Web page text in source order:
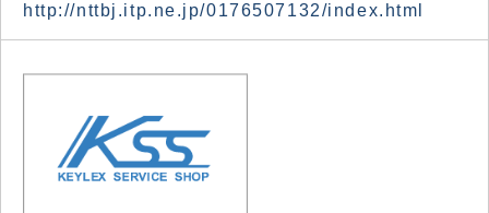
http://nttbj.itp.ne.jp/0176507132/index.html